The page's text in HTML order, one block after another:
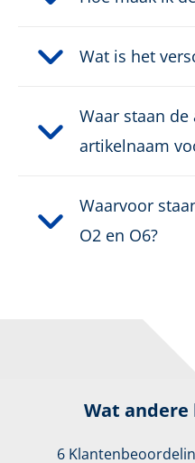
Wat is het
Waar staan
artikelnaam
Waarvoor
O2 en O6?
Wat andere
6